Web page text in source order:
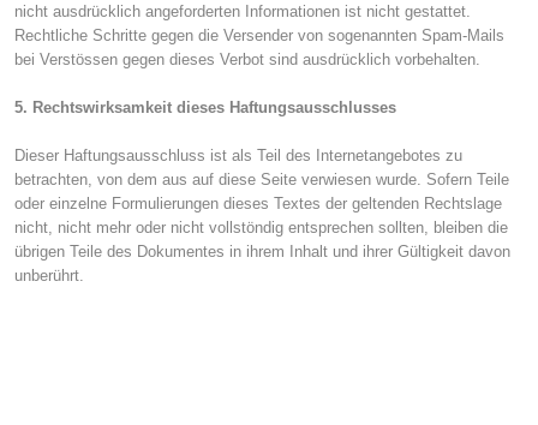
nicht ausdrücklich angeforderten Informationen ist nicht gestattet.
Rechtliche Schritte gegen die Versender von sogenannten Spam-Mails
bei Verstössen gegen dieses Verbot sind ausdrücklich vorbehalten.
5. Rechtswirksamkeit dieses Haftungsausschlusses
Dieser Haftungsausschluss ist als Teil des Internetangebotes zu
betrachten, von dem aus auf diese Seite verwiesen wurde. Sofern Teile
oder einzelne Formulierungen dieses Textes der geltenden Rechtslage
nicht, nicht mehr oder nicht vollstöndig entsprechen sollten, bleiben die
übrigen Teile des Dokumentes in ihrem Inhalt und ihrer Gültigkeit davon
unberührt.